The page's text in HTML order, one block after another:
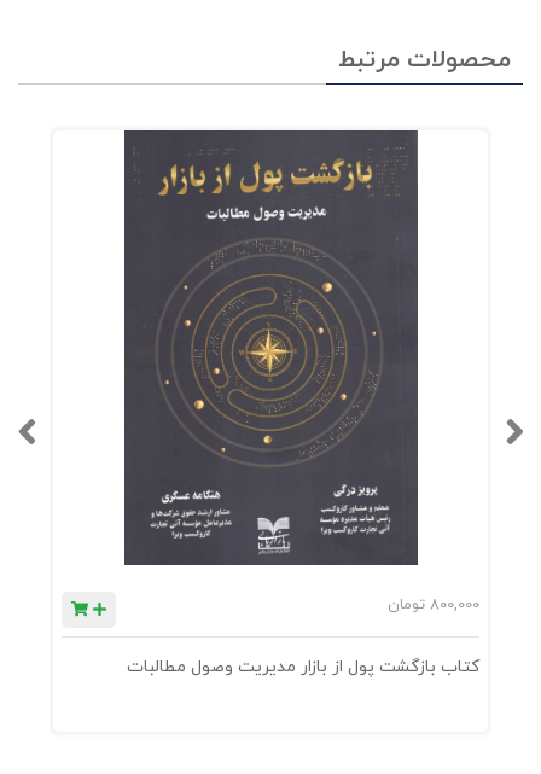
افزایش سن سرعت بیش تری می یابد. این که در
نقاط عطف ، گذار و فرود هماهنگ سازیم . کمی
توجه و انرژی می تواند یک لحظه ی معمولی را به
یک موقعیت شگفت انگیز تبدیل کند.
محصولات مرتبط
800,000 تومان
کتاب بازگشت پول از بازار مدیریت وصول مطالبات